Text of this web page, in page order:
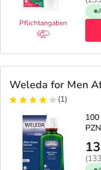
Pflichtangaben
Weleda for Men
(1)